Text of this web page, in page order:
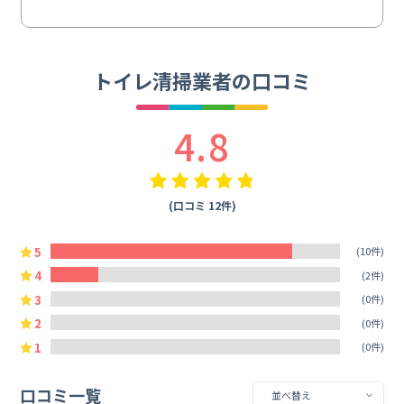
トイレ清掃業者の口コミ
4.8
(口コミ 12件)
5 (10件)
4 (2件)
3 (0件)
2 (0件)
1 (0件)
口コミ一覧